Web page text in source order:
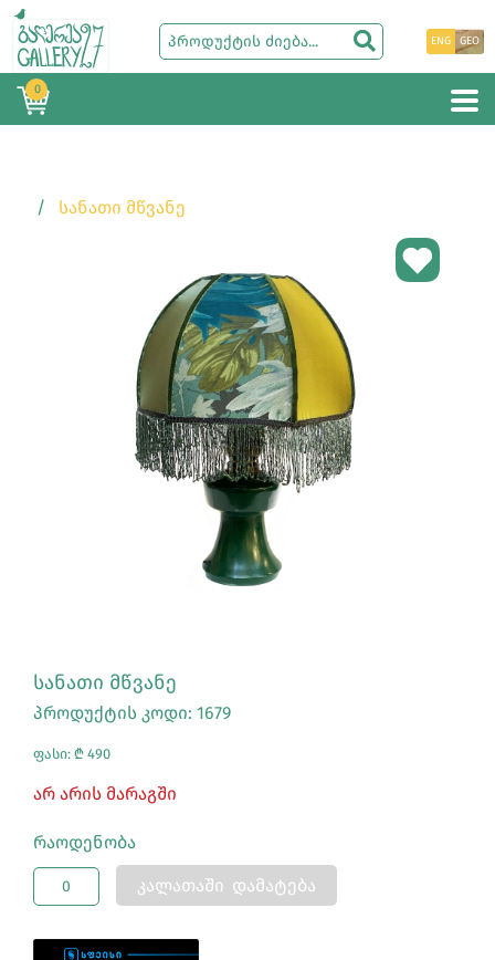
ENG GEO
0
ᲡᲐᲜᲐᲗᲘ ᲛᲬᲕᲐᲜᲔ
ᲡᲐᲜᲐᲗᲘ ᲛᲬᲕᲐᲜᲔ
პროდუქტის კოდი: 1679
ფასი: ₾ 490
Არ Არის Მარაგში
Რაოდენობა
ᲙᲐᲚᲐᲗᲐᲨᲘ ᲓᲐᲛᲐᲢᲔᲑᲐ